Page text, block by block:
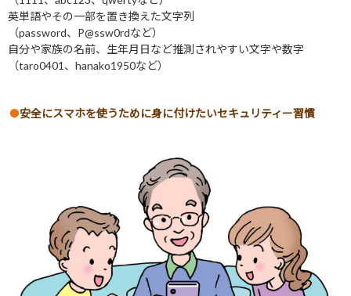
英単語やその一部を置き換えた文字列
（password、P@ssw0rdなど）
自分や家族の名前、生年月日など推測されやすい文字や数字
（taro0401、hanako1950など）
安全にスマホを使うために身に付けたいセキュリティー習慣